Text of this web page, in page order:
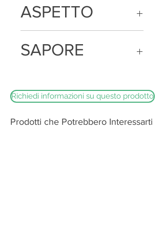
aromi, gelatificanti
ASPETTO
consistenza tenera
SAPORE
Richiedi informazioni su questo prodotto
Prodotti che Potrebbero Interessarti